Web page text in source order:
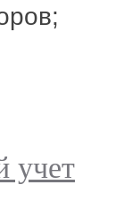
учет